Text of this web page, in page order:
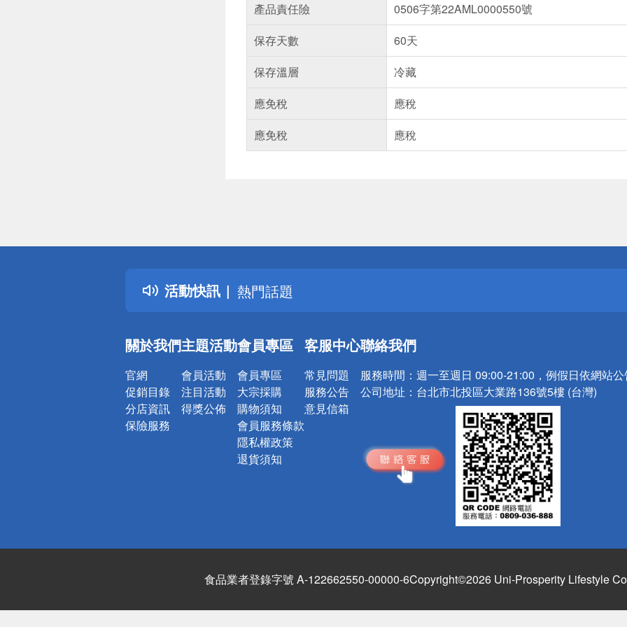
產品責任險
0506字第22AML0000550號
保存天數
60天
保存溫層
冷藏
應免稅
應稅
應免稅
應稅
活動快訊
詐騙網頁！請小心！
得獎公告
熱門話題
銀行優惠
詐騙網頁！請小心！
關於我們
官網
促銷目錄
分店資訊
保險服務
主題活動
會員活動
注目活動
得獎公佈
會員專區
會員專區
大宗採購
購物須知
會員服務條款
隱私權政策
退貨須知
客服中心
常見問題
服務公告
意見信箱
聯絡我們
服務時間： 週一至週日 09:00-21:00，例假日依網站
公司地址： 台北市北投區大業路136號5樓 (台灣)
食品業者登錄字號 A-122662550-00000-6Copyright©2026 Uni-Prosperity Lifestyle